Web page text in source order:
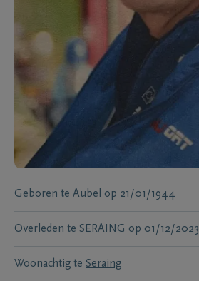
Geboren te Aubel op 21/01/1944
Overleden te SERAING op 01/12/2023
Woonachtig te Seraing